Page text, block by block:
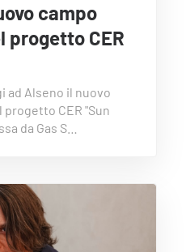
campo
progetto CER
ad Alseno il nuovo
CER "Sun
da Gas S…